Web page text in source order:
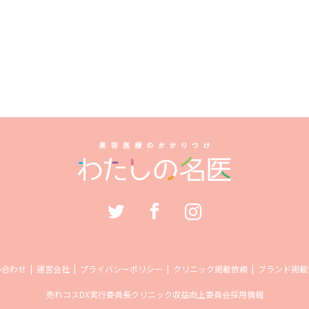
わせ 運営会社 プライバシーポリシー クリニック掲載依頼 ブランド掲
売れコスDX実行委員長クリニック収益向上委員会採用情報